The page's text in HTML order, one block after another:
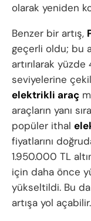
olarak yeniden
Benzer bir artış,
geçerli oldu; bu
artırılarak
seviyelerine
elektrikli araç
araçların yanı sıra
popüler ithal
fiyatlarını
1.950.000 TL
için daha önce
yükseltildi. Bu da
artışa yol açabilir.